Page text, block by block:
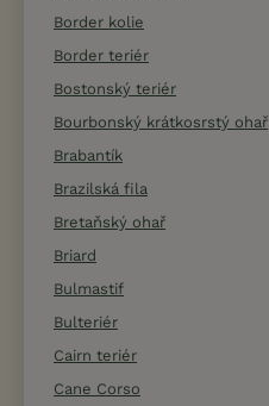
Border kolie
Border teriér
Bostonský teriér
Bourbonský krátkosrstý ohař
Brabantík
Brazilská fila
Bretaňský ohař
Briard
Bulmastif
Bulteriér
Cairn teriér
Cane Corso